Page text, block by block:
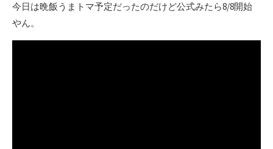
今日は晩飯うまトマ予定だったのだけど公式みたら8/8開始
やん。